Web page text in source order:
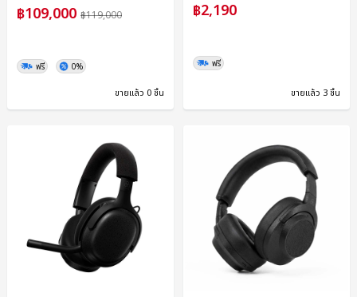
฿109,000 ฿119,000
ฟรี 0%
ขายแล้ว 0 ชิ้น
฿2,190
ฟรี
ขายแล้ว 3 ชิ้น